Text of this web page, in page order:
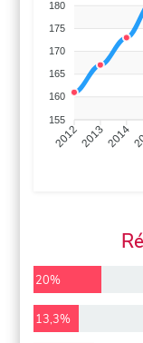
180
175
170
165
160
155
201220132014
20%
13,3%